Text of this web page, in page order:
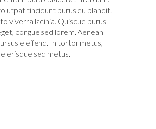
tincidunt purus eu blandit.
viverra lacinia. Quisque purus
congue sed lorem. Aenean
eleifend. In tortor metus,
sed metus.